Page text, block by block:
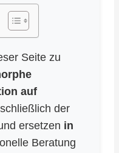
Seite zu
auf
der
ersetzen in
Beratung